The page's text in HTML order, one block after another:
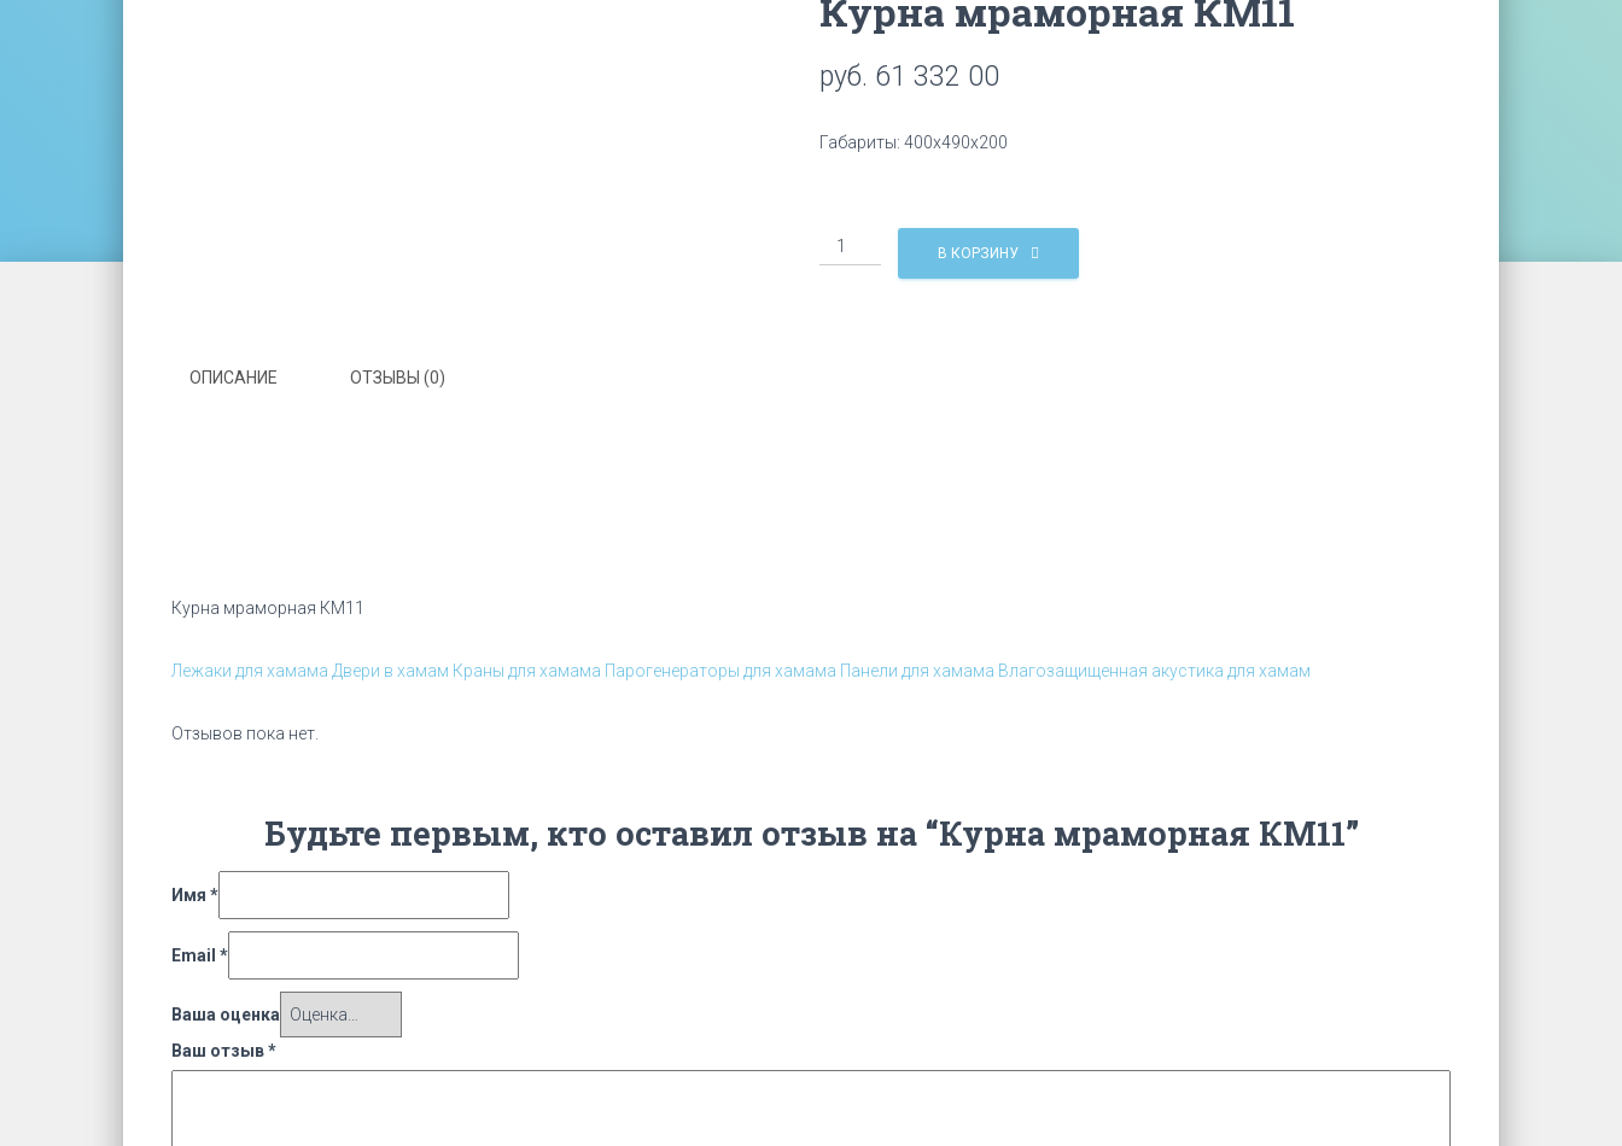
Курна мраморная КМ11
руб. 61 332 00
Габариты: 400х490х200
Количество
Курна
В КОРЗИНУ
ОПИСАНИЕ ОТЗЫВЫ (0)
Курна мраморная КМ11
Лежаки для хамама Двери в хамам Краны для хамама Парогенераторы для хамама Панели для хамама Влагозащищенная акустика для хамам
Отзывов пока нет.
Будьте первым, кто оставил отзыв на “Курна мраморная КМ11”
Имя *
Email *
Ваша оценка
Ваш отзыв*